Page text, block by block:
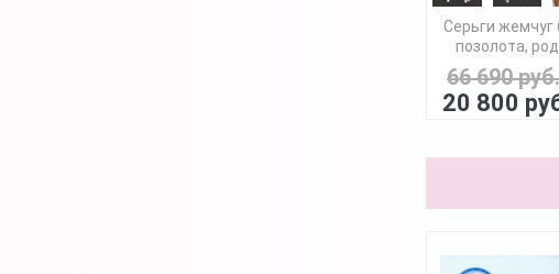
Серьги жемчуг
позолота,
66 690 руб.
20 800